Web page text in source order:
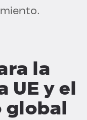
la
UE y el
global